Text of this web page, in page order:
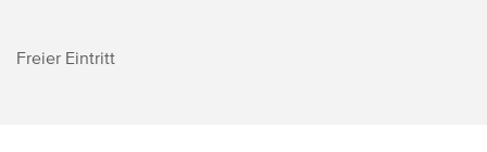
Freier Eintritt